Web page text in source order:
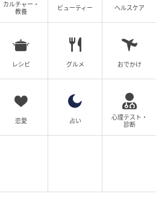
カルチャー・
教養
ビューティー ヘルスケア
レシピ グルメ おでかけ
恋愛 占い
心理テスト・
診断